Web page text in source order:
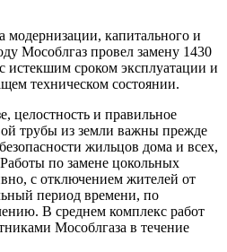
модернизации, капитального и
Мособлгаз провел замену 1430
истекшим сроком эксплуатации и
техническом состоянии.
целостность и правильное
трубы из земли важны прежде
жильцов дома и всех,
по замене цокольных
с отключением жителей от
период времени, по
В среднем комплекс работ
Мособлгаза в течение